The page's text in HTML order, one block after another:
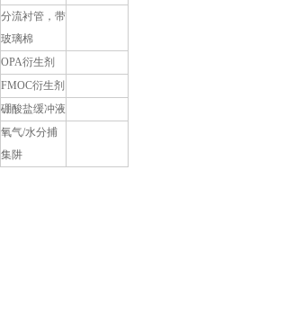
分流衬管，带
玻璃棉
OPA衍生剂
FMOC衍生剂
硼酸盐缓冲液
氧气/水分捕
集阱